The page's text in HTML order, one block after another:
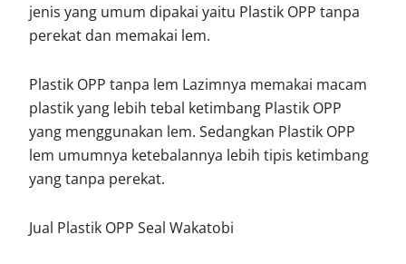
jenis yang umum dipakai yaitu Plastik OPP tanpa
perekat dan memakai lem.
Plastik OPP tanpa lem Lazimnya memakai macam
plastik yang lebih tebal ketimbang Plastik OPP
yang menggunakan lem. Sedangkan Plastik OPP
lem umumnya ketebalannya lebih tipis ketimbang
yang tanpa perekat.
Jual Plastik OPP Seal Wakatobi